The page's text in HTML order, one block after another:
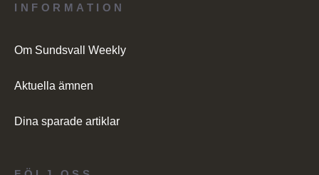
INFORMATION
Om Sundsvall Weekly
Aktuella ämnen
Dina sparade artiklar